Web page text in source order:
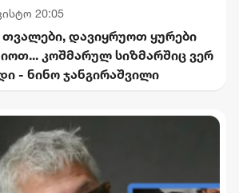
20:05
დავიყრუოთ ყურები
კოშმარულ სიზმარშიც ვერ
- ნინო ჯანგირაშვილი